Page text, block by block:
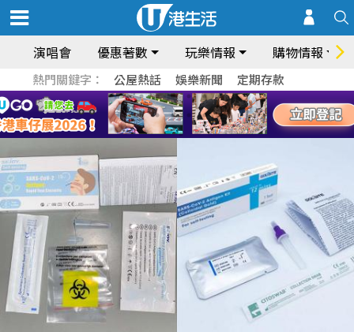
演唱會 優惠著數 玩樂情報 購物情報
熱門關鍵字： 公屋熱話 娛樂新聞 定期存款